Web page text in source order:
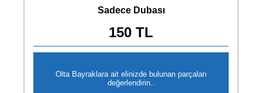
Sadece Dubası
150 TL
Olta Bayraklara ait elinizde bulunan parçaları
değerlendirin..